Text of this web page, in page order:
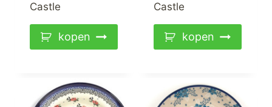
Castle
kopen
Castle
kopen